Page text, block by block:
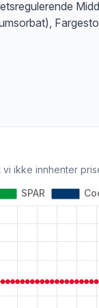
ikke innhenter